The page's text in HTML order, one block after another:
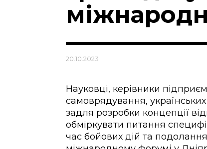
20.10.2023
Науковці, керівники
самоврядування,
задля розробки концепції
обміркувати питання
час бойових дій та